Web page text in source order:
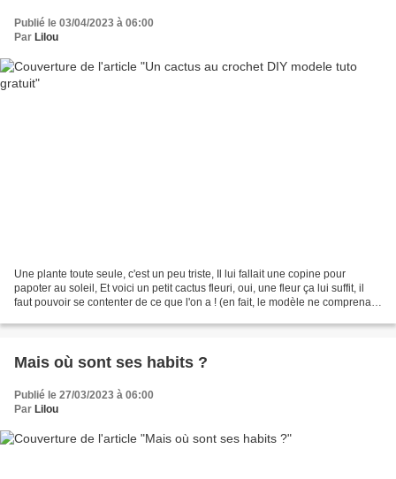
Publié le 03/04/2023 à 06:00
Par Lilou
Une plante toute seule, c'est un peu triste, Il lui fallait une copine pour
papoter au soleil, Et voici un petit cactus fleuri, oui, une fleur ça lui suffit, il
faut pouvoir se contenter de ce que l'on a ! (en fait, le modèle ne comprenait
Mais où sont ses habits ?
Publié le 27/03/2023 à 06:00
Par Lilou